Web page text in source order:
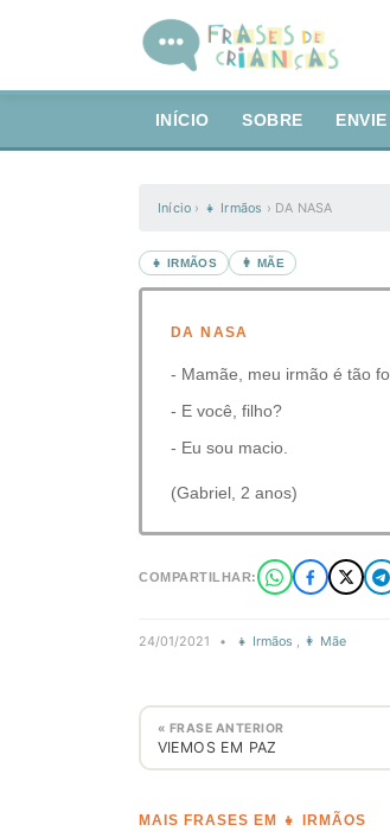
INÍCIO SOBRE
Início › 👧 Irmãos › DA NASA
👧 IRMÃOS 👩 MÃE
DA NASA
- Mamãe, meu irmão é tão
- E você, filho?
- Eu sou macio.
(Gabriel, 2 anos)
COMPARTILHAR:
24/01/2021 • 👧 Irmãos , 👩 Mãe
« FRASE ANTERIOR
VIEMOS EM PAZ
MAIS FRASES EM 👧 IRMÃOS